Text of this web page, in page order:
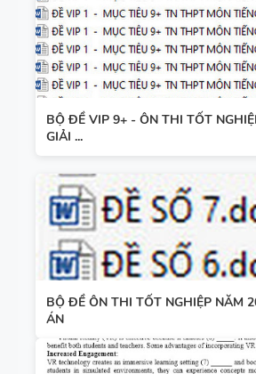
BỘ ĐỀ VIP 9+ - ÔN THI TỐT
GIẢI ...
BỘ ĐỀ ÔN THI TỐT NGHIỆP NĂM
ÁN